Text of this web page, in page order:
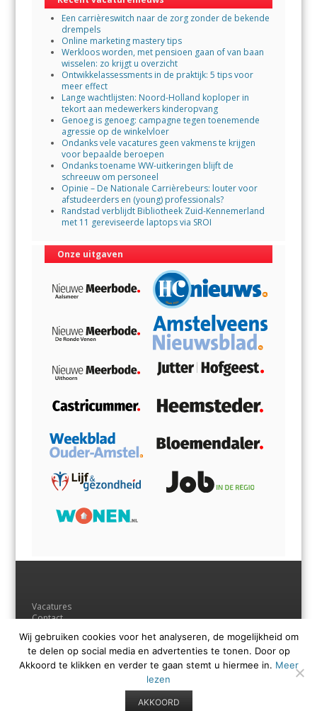
o
k
p
p
Een carrièreswitch naar de zorg zonder de bekende
drempels
Online marketing mastery tips
Werkloos worden, met pensioen gaan of van baan
wisselen: zo krijgt u overzicht
Ontwikkelassessments in de praktijk: 5 tips voor
meer effect
Lange wachtlijsten: Noord-Holland koploper in
tekort aan medewerkers kinderopvang
Genoeg is genoeg: campagne tegen toenemende
agressie op de winkelvloer
Ondanks vele vacatures geen vakmens te krijgen
voor bepaalde beroepen
Ondanks toename WW-uitkeringen blijft de
schreeuw om personeel
Opinie – De Nationale Carrièrebeurs: louter voor
afstudeerders en (young) professionals?
Randstad verblijdt Bibliotheek Zuid-Kennemerland
met 11 gereviseerde laptops via SROI
Onze uitgaven
Vacatures
Contact
Andere uitgaven
Voorwaarden
Privacyverklaring
© Regio Media Groep B.V.
Wij gebruiken cookies voor het analyseren, de mogelijkheid om
te delen op social media en advertenties te tonen. Door op
Akkoord te klikken en verder te gaan stemt u hiermee in. Meer
lezen
AKKOORD